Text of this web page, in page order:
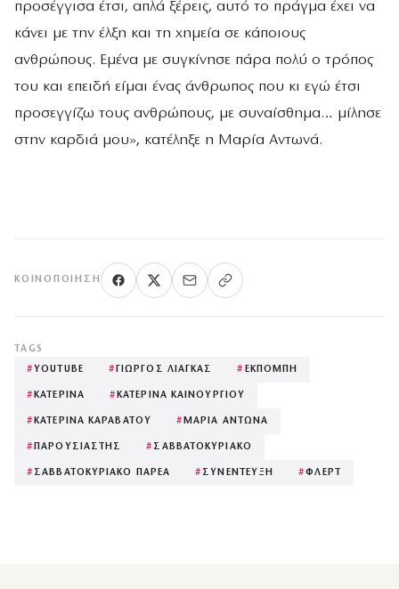
προσέγγισα έτσι, απλά ξέρεις, αυτό το πράγμα έχει να
κάνει με την έλξη και τη χημεία σε κάποιους
ανθρώπους. Εμένα με συγκίνησε πάρα πολύ ο τρόπος
του και επειδή είμαι ένας άνθρωπος που κι εγώ έτσι
προσεγγίζω τους ανθρώπους, με συναίσθημα… μίλησε
στην καρδιά μου», κατέληξε η Μαρία Αντωνά.
ΚΟΙΝΟΠΟΊΗΣΗ
TAGS
# YOUTUBE # ΓΙΩΡΓΟΣ ΛΙΑΓΚΑΣ # ΕΚΠΟΜΠΗ
# ΚΑΤΕΡΙΝΑ # ΚΑΤΕΡΙΝΑ ΚΑΙΝΟΥΡΓΙΟΥ
# ΚΑΤΕΡΙΝΑ ΚΑΡΑΒΑΤΟΥ # ΜΑΡΙΑ ΑΝΤΩΝΑ
# ΠΑΡΟΥΣΙΑΣΤΗΣ # ΣΑΒΒΑΤΟΚΥΡΙΑΚΟ
# ΣΑΒΒΑΤΟΚΥΡΙΑΚΟ ΠΑΡΕΑ # ΣΥΝΕΝΤΕΥΞΗ #ΦΛΕΡΤ